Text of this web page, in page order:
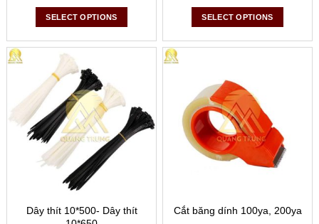
SELECT OPTIONS SELECT OPTIONS
Dây thít 10*500- Dây thít
Cắt băng dính 100ya, 200ya